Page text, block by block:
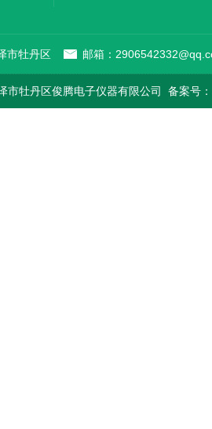
市牡丹区 邮箱：
市牡丹区俊腾电子仪器有限公司 备案号